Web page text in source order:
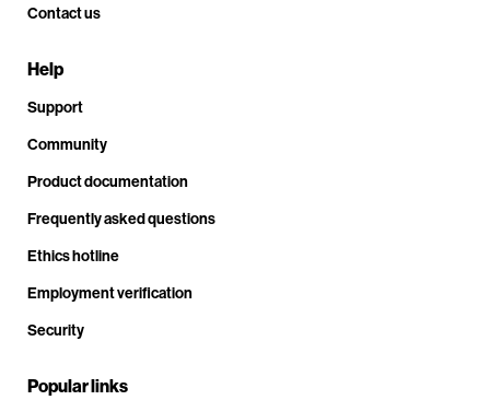
Contact us
Help
Support
Community
Product documentation
Frequently asked questions
Ethics hotline
Employment verification
Security
Popular links